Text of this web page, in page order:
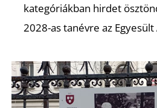
kategóriákban hirdet
2028-as tanévre az